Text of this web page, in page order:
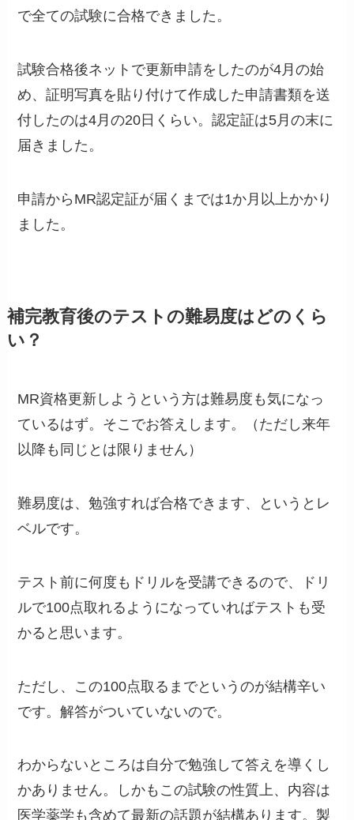
で全ての試験に合格できました。
試験合格後ネットで更新申請をしたのが4月の始
め、証明写真を貼り付けて作成した申請書類を送
付したのは4月の20日くらい。認定証は5月の末に
届きました。
申請からMR認定証が届くまでは1か月以上かかり
ました。
補完教育後のテストの難易度はどのくら
い？
MR資格更新しようという方は難易度も気になっ
ているはず。そこでお答えします。（ただし来年
以降も同じとは限りません）
難易度は、勉強すれば合格できます、というとレ
ベルです。
テスト前に何度もドリルを受講できるので、ドリ
ルで100点取れるようになっていればテストも受
かると思います。
ただし、この100点取るまでというのが結構辛い
です。解答がついていないので。
わからないところは自分で勉強して答えを導くし
かありません。しかもこの試験の性質上、内容は
医学薬学も含めて最新の話題が結構あります。製